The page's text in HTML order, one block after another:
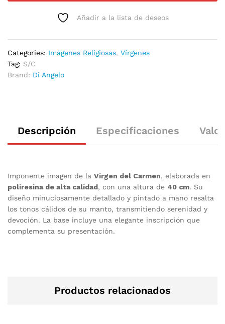
Añadir a la lista de deseos
Categories: Imágenes Religiosas, Vírgenes
Tag: S/C
Brand: Di Angelo
Descripción Especificaciones
Imponente imagen de la Virgen del Carmen, elaborada en
poliresina de alta calidad, con una altura de 40 cm. Su
diseño minuciosamente detallado y pintado a mano resalta
los tonos cálidos de su manto, transmitiendo serenidad y
devoción. La base incluye una elegante inscripción que
complementa su presentación.
Productos relacionados